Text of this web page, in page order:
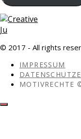
© 2017 - All rights
IMPRESSUM
MOTIVRECHTE